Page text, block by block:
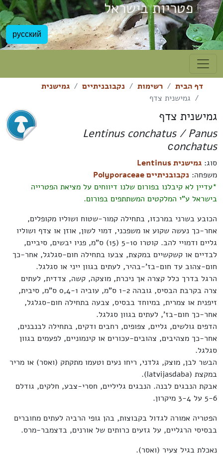
פטריות בישראל
русский
דף הבית רשימות נקבובניתיים
גמישנית
גמישנית צדף
גמישנית צדף
Lentinus conchatus / Panus
сonchatus
סוג:גמישנית Lentinus
משפחה:נקבובניתיים Polyporaceae
*עדיין לא קיבלנו בפורום שלנו דיווחים על מציאת הפטרייה
בישראל ע"י המלקטים המשתתפים בפורום.
הכובע בשרני במרכזו, בתחילה קמור-שטוח ושוליו מקופלים,
אחר-כך נעשה שקוע או משפכני, דמוי לשון, אוזן או צדף ושוליו
גליים ודמויי להב. קוטרו 5-10 (15) ס"מ, פניו יבשים, סיביים,
לבדיים או קשקשיים במקצת, צבעו בתחילה חום-סגלגל, אחר-כך
חום-צהוב עד חום-בז'-בהיר, לעתים בגוון ייני או סגלגל.
הרגל בדרך כלל קצרה אך ניכרת, מוצקה, קשה, צדדית, לעתים
צרה בקרבת הבסיס, גובהה 1-2 ס"מ, עוביה 0,4-1 ס"מ, סיבית,
זיפנית או צמרית, במיוחד בבסיס, צבעה בתחילה חום-סגלגל,
אחר-כך חום-בז', לעתים בגוון סגלגל.
הדפים גולשים, גליים, צפופים, רחבים ודקים, בתחילה לבנבנים,
אחר-כך מצהיבים, צהובים-עכורים או קינמוניים, לפעמים בגוון
סגלגל.
הבשר לבן, מוצק, גלדני, ריחו נעים וטעמו מתקתק (ואסר) או מריר
במקצת (latvijasdaba).
אבקת הנבגים לבנה. הנבגים גליליים, חסרי-צבע, חלקים, גודלם
5-6 על 3-4 מיקרון.
הפטריה אמורה לגדול בקבוצות, בהן גופי הרביה לעתים מחוברים
בבסיסי הרגליים, על גזעים כרותים של אורנים, בדצמבר-מרס.
נאכלת בגיל צעיר (ואסר).